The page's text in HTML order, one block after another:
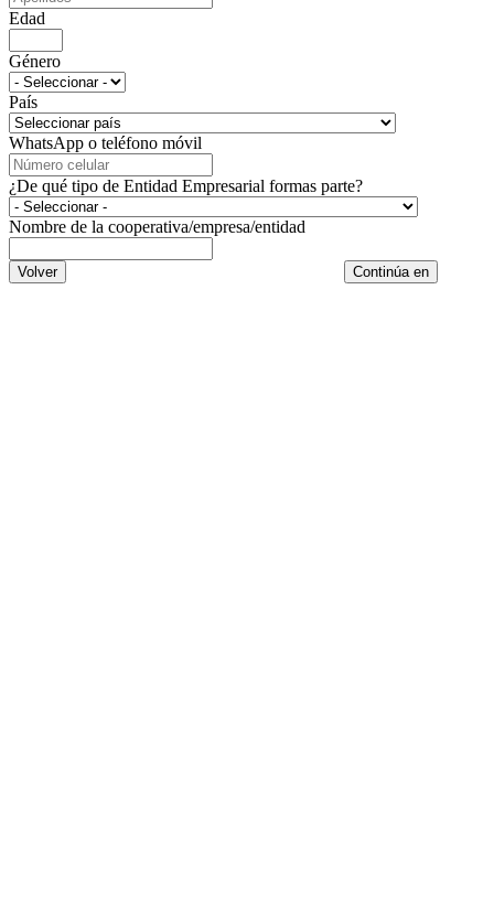
Edad
Género
País
WhatsApp o teléfono móvil
¿De qué tipo de Entidad Empresarial formas parte?
Nombre de la cooperativa/empresa/entidad
Volver Continúa en